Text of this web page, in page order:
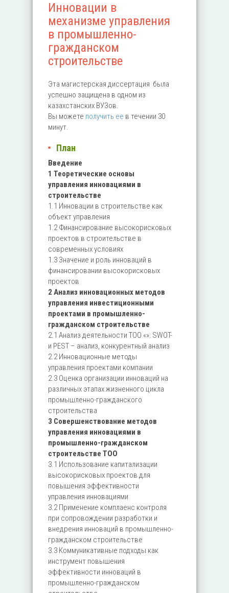
Инновации в
механизме управления
в промышленно-
гражданском
строительстве
Эта магистерская диссертация была
успешно защищена в одном из
казахстанских ВУЗов.
Вы можете получить ее в течении 30
минут.
План
Введение
1 Теоретические основы
управления инновациями в
строительстве
1.1 Инновации в строительстве как
объект управления
1.2 Финансирование высокорисковых
проектов в строительстве в
современных условиях
1.3 Значение и роль инноваций в
финансировании высокорисковых
проектов
2 Анализ инновационных методов
управления инвестиционными
проектами в промышленно-
гражданском строительстве
2.1 Анализ деятельности ТОО «»: SWOT-
и PEST – анализ, конкурентный анализ
2.2 Инновационные методы
управления проектами компании
2.3 Оценка организации инноваций на
различных этапах жизненного цикла
промышленно-гражданского
строительства
3 Совершенствование методов
управления инновациями в
промышленно-гражданском
строительстве ТОО
3.1 Использование капитализации
высокорисковых проектов для
повышения эффективности
управления инновациями
3.2 Применение комплаенс контроля
при сопровождении разработки и
внедрения инноваций в промышленно-
гражданском строительстве
3.3 Коммуникативные подходы как
инструмент повышения
эффективности инноваций в
промышленно-гражданском